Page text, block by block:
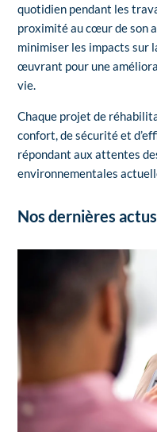
quotidien pendant les
proximité au cœur de son
minimiser les impacts sur
œuvrant pour une
vie.
Chaque projet de
confort, de sécurité et
répondant aux attentes
environnementales
Nos dernières actus